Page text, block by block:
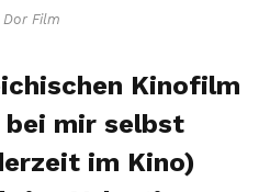
Film
Kinofilm
bei mir selbst
im Kino)